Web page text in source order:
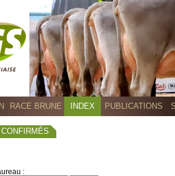
RACE BRUNE INDEX PUBLICATIONS
: